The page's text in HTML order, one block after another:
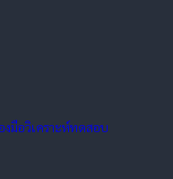
งมือวิเคราะห์ทดสอบ